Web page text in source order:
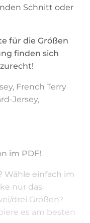
Schnitt oder
für die Größen
finden sich
French Terry
Jersey,
im PDF!
Wähle einfach im
nur das
drei Größen?
es am besten